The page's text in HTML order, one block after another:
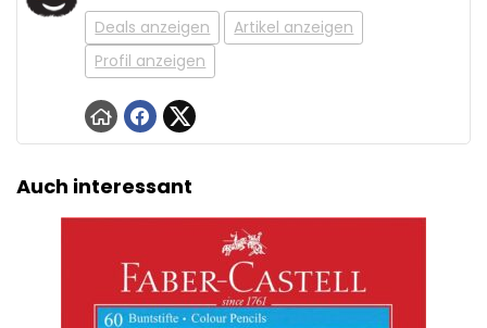
Deals anzeigen
Artikel anzeigen
Profil anzeigen
Auch interessant